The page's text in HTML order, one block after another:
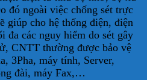
đó ngoài việc chống sét trực
giúp cho hệ thống điện, điện
các nguy hiểm do sét gây
CNTT thường được bảo vệ
3Pha, máy tính, Server,
đài, máy Fax,…